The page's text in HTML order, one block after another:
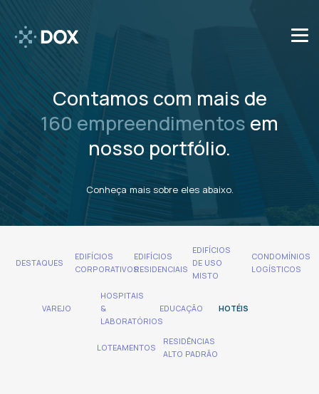
Contamos com mais de
160 empreendimentos em
nosso portfólio.
Conheça mais sobre eles abaixo.
DESTAQUES
EDIFÍCIOS
CORPORATIVOS
EDIFÍCIOS
RESIDENCIAIS
EDIFÍCIOS
DE USO
MISTO
CONDOMÍNIOS
LOGÍSTICOS
VAREJO
HOSPITAIS
&
LABORATÓRIOS
EDUCAÇÃO HOTÉIS
LOTEAMENTOS
RESIDÊNCIAS
ALTO PADRÃO